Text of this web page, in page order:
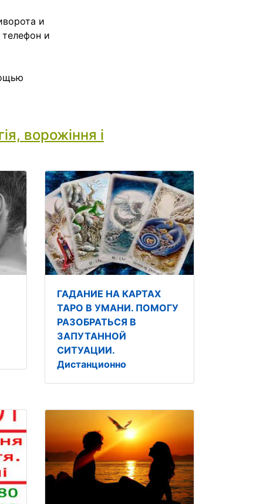
и
и
ворожіння і
ГАДАНИЕ НА КАРТАХ
ТАРО В УМАНИ. ПОМОГУ
РАЗОБРАТЬСЯ В
ЗАПУТАННОЙ
СИТУАЦИИ.
Дистанционно